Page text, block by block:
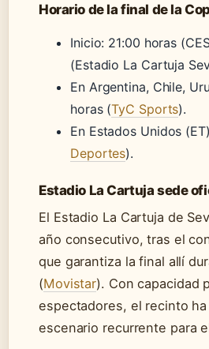
Horario de la final de la
Inicio: 21:00 horas
(Estadio La Cartuja
En Argentina, Chile,
horas (TyC Sports).
En Estados Unidos
Deportes).
Estadio La Cartuja sede
El Estadio La Cartuja de
año consecutivo, tras el
que garantiza la final allí
(Movistar). Con capacidad
espectadores, el recinto
escenario recurrente para